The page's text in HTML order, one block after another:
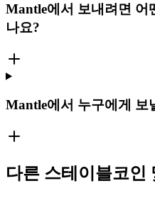
Mantle에서 보내려면 어
나요?
Mantle에서 누구에게 보
다른 스테이블코인